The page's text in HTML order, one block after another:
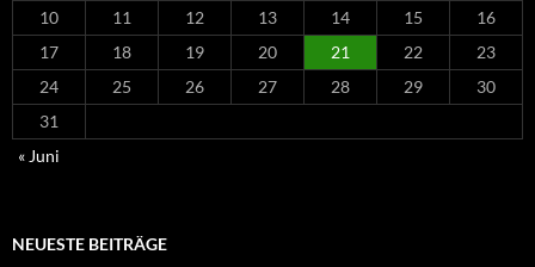
10
11 12 13 14 15
16
17
18 19 20 21 22
23
24
25 26 27 28 29
30
31
« Juni
NEUESTE BEITRÄGE